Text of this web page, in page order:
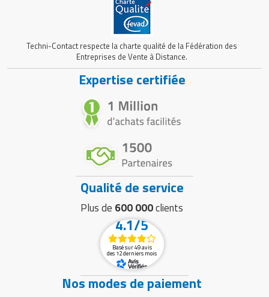
Techni-Contact respecte la charte qualité de la Fédération des
Entreprises de Vente à Distance.
Expertise certifiée
Qualité de service
Plus de 600 000clients
4.1/5
Basé sur 49 avis
des 12 derniers mois
Nos modes de paiement